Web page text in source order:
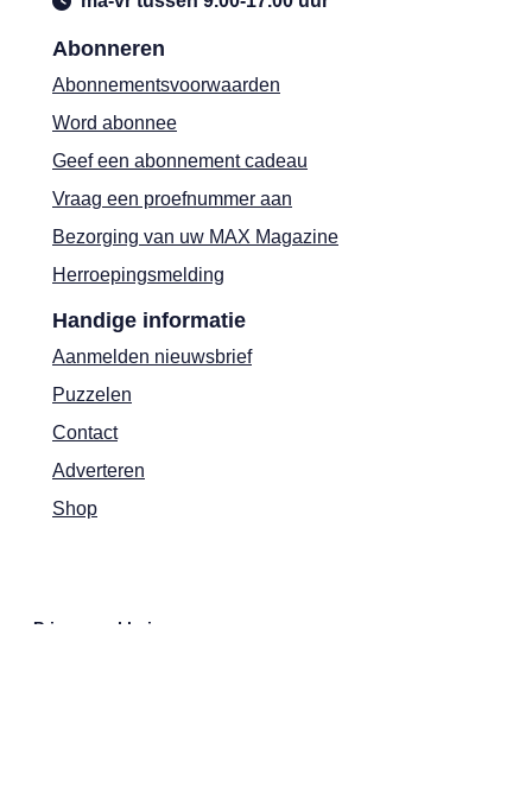
Abonneren
Abonnementsvoorwaarden
Word abonnee
Geef een abonnement cadeau
Vraag een proefnummer aan
Bezorging van uw MAX Magazine
Herroepingsmelding
Handige informatie
Aanmelden nieuwsbrief
Puzzelen
Contact
Adverteren
Shop
Privacyverklaring